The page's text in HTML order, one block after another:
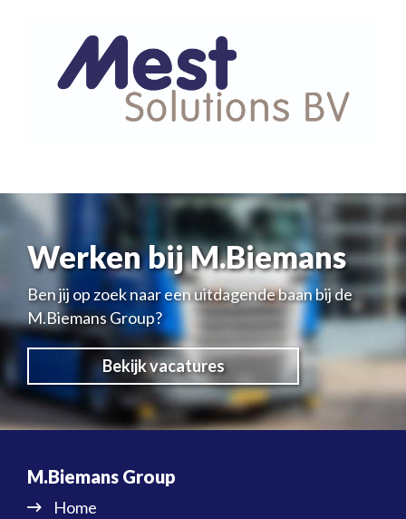
Werken bij M.Biemans
Ben jij op zoek naar een uitdagende baan bij de
M.Biemans Group?
Bekijk vacatures
M.Biemans Group
Home